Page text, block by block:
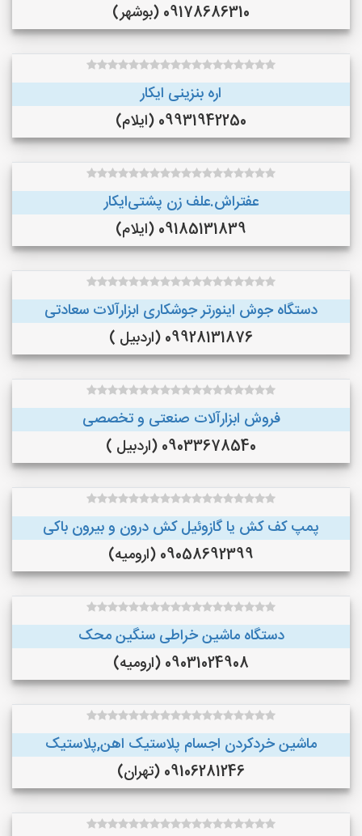
09178686310 (بوشهر)
اره بنزینی ایکار
09931942250 (ایلام)
عفتراش.علف زن پشتی‌ایکار
09185131839 (ایلام)
دستگاه جوش اینورتر جوشکاری ابزارآلات سعادتی
09928131876 (اردبیل )
فروش ابزارآلات صنعتی و تخصصی
09033678540 (اردبیل )
پمپ کف کش یا گازوئیل کش درون و بیرون باکی
09058692399 (ارومیه)
دستگاه ماشین خراطی سنگین محک
09031024908 (ارومیه)
ماشین خردکردن اجسام پلاستیک اهن,پلاستیک
09106281246 (تهران)